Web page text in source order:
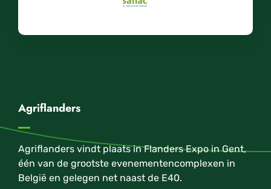
Agriflanders
Agriflanders vindt plaats in Flanders Expo in Gent,
één van de grootste evenementencomplexen in
België en gelegen net naast de E40.